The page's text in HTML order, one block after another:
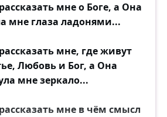
мне о Боге, а Она
мне глаза ладонями...
мне, где живут
Любовь и Бог, а Она
мне зеркало...
мне в чём смысл